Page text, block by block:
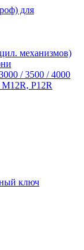
для
механизмов)
/ 3500 / 4000
P12R
ключ